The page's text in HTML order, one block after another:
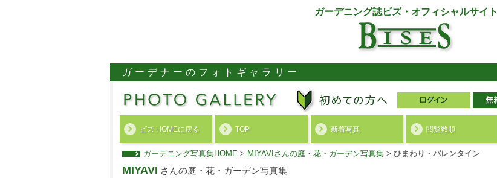
ガーデニング誌ビズ・オフィシャルサイト
ガーデナーのフォトギャラリー
ビズ HOMEに戻る TOP 新着写真 閲覧数順
ガーデニング写真集HOME > MIYAVIさんの庭・花・ガーデン写真集 > ひまわり・バレンタイン
MIYAVI さんの庭・花・ガーデン写真集